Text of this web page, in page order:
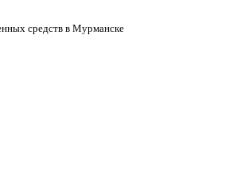
средств в Мурманске